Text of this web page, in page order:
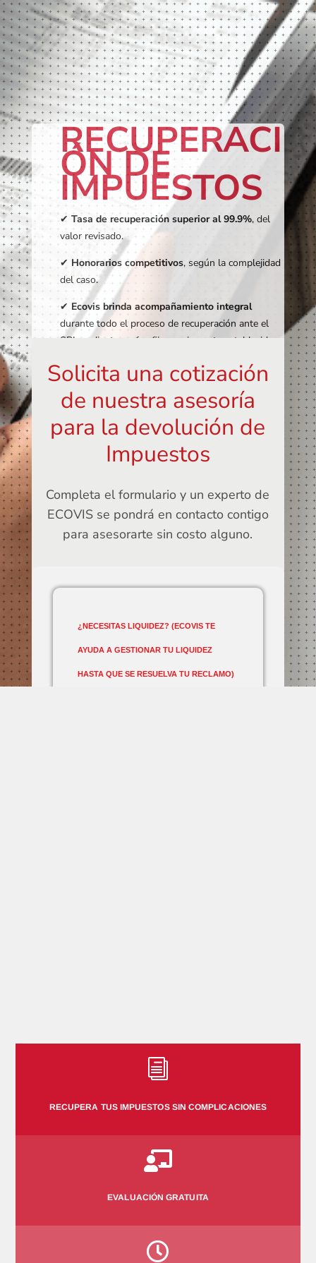
RECUPERACI
ÓN DE
IMPUESTOS
✔ Tasa de recuperación superior al 99.9%, del
valor revisado.
✔ Honorarios competitivos, según la complejidad
del caso.
✔ Ecovis brinda acompañamiento integral
durante todo el proceso de recuperación ante el
SRI mediante un fee fijo previamente establecido.
Solicita una cotización
de nuestra asesoría
para la devolución de
Impuestos
Completa el formulario y un experto de
ECOVIS se pondrá en contacto contigo
para asesorarte sin costo alguno.
¿NECESITAS LIQUIDEZ? (ECOVIS TE
AYUDA A GESTIONAR TU LIQUIDEZ
HASTA QUE SE RESUELVA TU RECLAMO)
SIGUIENTE
i
RECUPERA TUS IMPUESTOS SIN COMPLICACIONES

EVALUACIÓN GRATUITA
